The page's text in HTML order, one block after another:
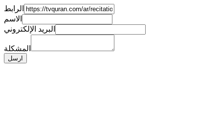
الرابط
الاسم
البريد الإلكتروني
المشكلة
ارسل